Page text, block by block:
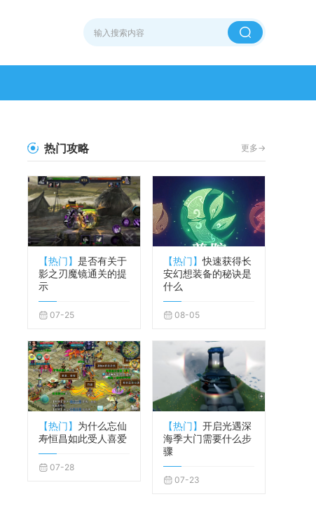
热门攻略 更多->
【热门】 是否有关于
影之刃魔镜通关的提
示
07-25
【热门】快速获得长
安幻想装备的秘诀是
什么
08-05
【热门】 为什么忘仙
寿恒昌如此受人喜爱
07-28
【热门】 开启光遇深
海季大门需要什么步
骤
07-23